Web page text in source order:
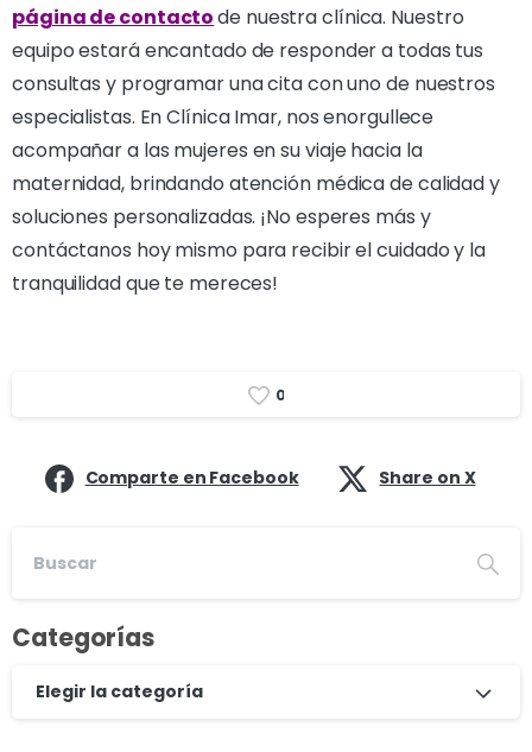
página de contactode nuestra clínica. Nuestro
equipo estará encantado de responder a todas tus
consultas y programar una cita con uno de nuestros
especialistas. En Clínica Imar, nos enorgullece
acompañar a las mujeres en su viaje hacia la
maternidad, brindando atención médica de calidad y
soluciones personalizadas. ¡No esperes más y
contáctanos hoy mismo para recibir el cuidado y la
tranquilidad que te mereces!
0
Comparte en Facebook Share on X
Categorías
Elegir la categoría